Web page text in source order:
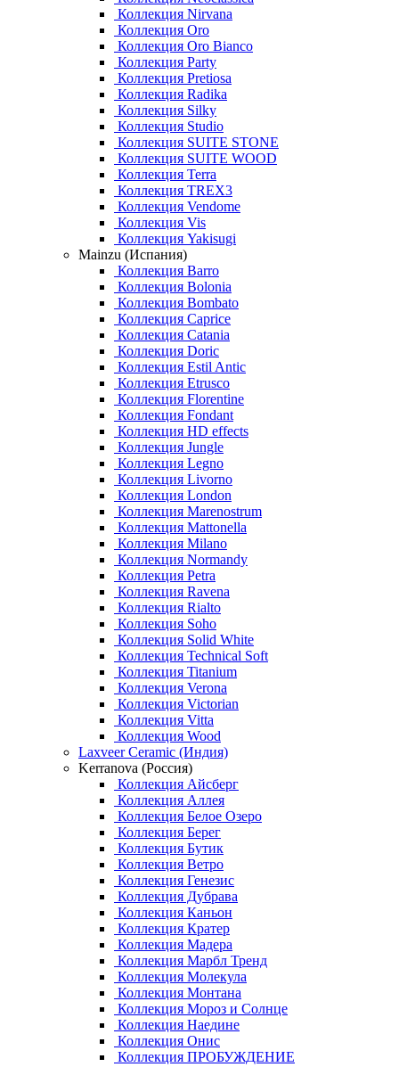
Коллекция Nirvana
Коллекция Oro
Коллекция Oro Bianco
Коллекция Party
Коллекция Pretiosa
Коллекция Radika
Коллекция Silky
Коллекция Studio
Коллекция SUITE STONE
Коллекция SUITE WOOD
Коллекция Terra
Коллекция TREX3
Коллекция Vendome
Коллекция Vis
Коллекция Yakisugi
Mainzu (Испания)
Коллекция Barro
Коллекция Bolonia
Коллекция Bombato
Коллекция Caprice
Коллекция Catania
Коллекция Doric
Коллекция Estil Antic
Коллекция Etrusco
Коллекция Florentine
Коллекция Fondant
Коллекция HD effects
Коллекция Jungle
Коллекция Legno
Коллекция Livorno
Коллекция London
Коллекция Marenostrum
Коллекция Mattonella
Коллекция Milano
Коллекция Normandy
Коллекция Petra
Коллекция Ravena
Коллекция Rialto
Коллекция Soho
Коллекция Solid White
Коллекция Technical Soft
Коллекция Titanium
Коллекция Verona
Коллекция Victorian
Коллекция Vitta
Коллекция Wood
Laxveer Ceramic (Индия)
Kerranova (Россия)
Коллекция Айсберг
Коллекция Аллея
Коллекция Белое Озеро
Коллекция Берег
Коллекция Бутик
Коллекция Ветро
Коллекция Генезис
Коллекция Дубрава
Коллекция Каньон
Коллекция Кратер
Коллекция Мадера
Коллекция Марбл Тренд
Коллекция Молекула
Коллекция Монтана
Коллекция Мороз и Солнце
Коллекция Наедине
Коллекция Онис
Коллекция ПРОБУЖДЕНИЕ